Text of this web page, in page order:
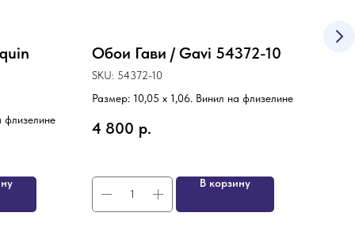
флизелине
Обои Гави / Gavi 54372-10
SKU: 54372-10
Размер: 10,05 х 1,06. Винил на флизелине
4 800 р.
В корзину